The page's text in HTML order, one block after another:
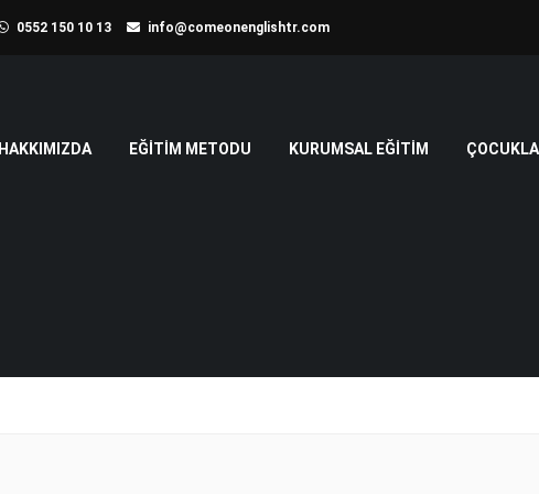
0552 150 10 13 info@comeonenglishtr.com
HAKKIMIZDA EĞITIM METODU KURUMSAL EĞITIM